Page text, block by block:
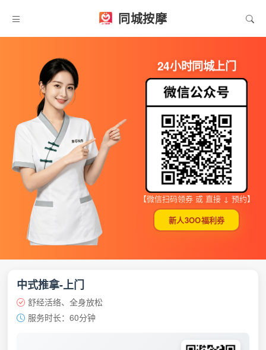
同城按摩
24小时同城上门
【微信扫码领券 或 直接 ↓ 预约】
新人3OO福利券
中式推拿-上门
舒经活络、全身放松
服务时长：60分钟